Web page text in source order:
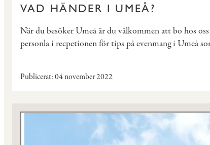
VAD HÄNDER I UMEÅ?
När du besöker Umeå är du välkommen att bo hos
personla i recpetionen för tips på evenmang i Umeå
Publicerat 04 november 2022